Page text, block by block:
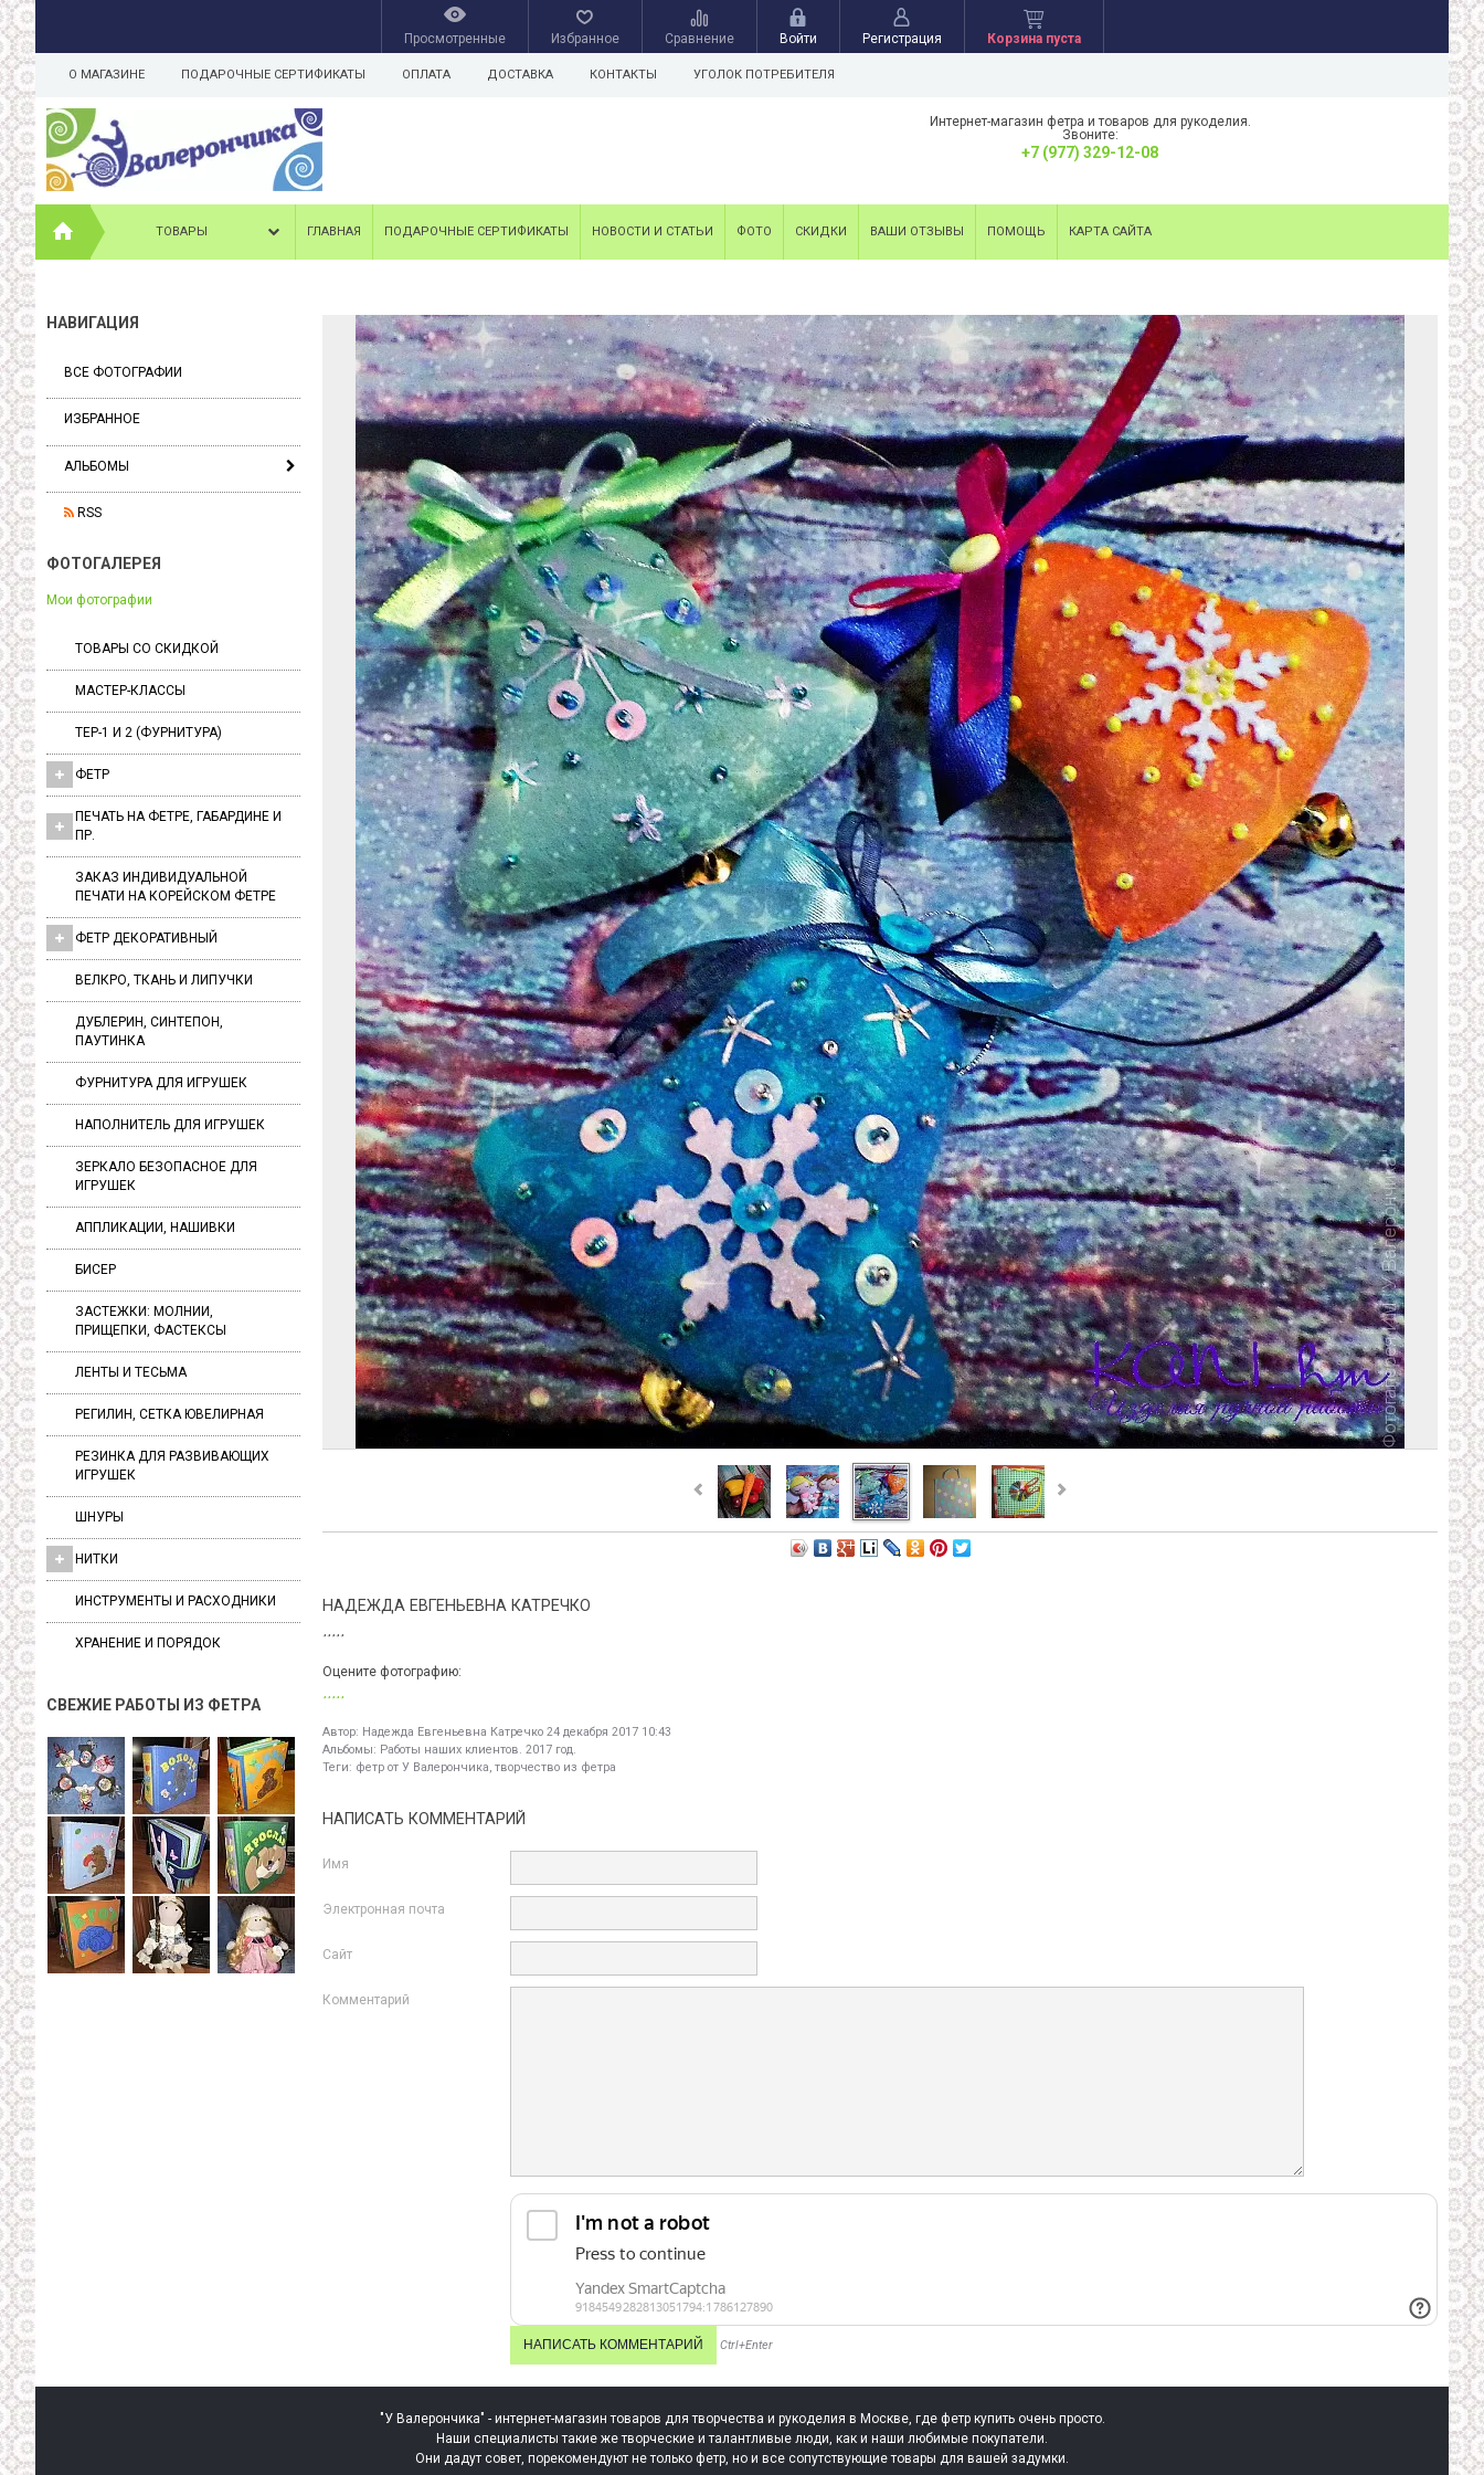
Просмотренные Избранное Сравнение Войти Регистрация Корзина пуста
О МАГАЗИНЕ ПОДАРОЧНЫЕ СЕРТИФИКАТЫ ОПЛАТА ДОСТАВКА КОНТАКТЫ УГОЛОК ПОТРЕБИТЕЛЯ
Интернет-магазин фетра и товаров для рукоделия.
Звоните:
+7 (977) 329-12-08
ТОВАРЫ ГЛАВНАЯ ПОДАРОЧНЫЕ СЕРТИФИКАТЫ НОВОСТИ И СТАТЬИ ФОТО СКИДКИ ВАШИ ОТЗЫВЫ ПОМОЩЬ КАРТА САЙТА
НАВИГАЦИЯ
ВСЕ ФОТОГРАФИИ
ИЗБРАННОЕ
АЛЬБОМЫ
RSS
ФОТОГАЛЕРЕЯ
Мои фотографии
ТОВАРЫ СО СКИДКОЙ
МАСТЕР-КЛАССЫ
ТЕР-1 И 2 (ФУРНИТУРА)
ФЕТР
ПЕЧАТЬ НА ФЕТРЕ, ГАБАРДИНЕ И
ПР.
ЗАКАЗ ИНДИВИДУАЛЬНОЙ
ПЕЧАТИ НА КОРЕЙСКОМ ФЕТРЕ
ФЕТР ДЕКОРАТИВНЫЙ
ВЕЛКРО, ТКАНЬ И ЛИПУЧКИ
ДУБЛЕРИН, СИНТЕПОН,
ПАУТИНКА
ФУРНИТУРА ДЛЯ ИГРУШЕК
НАПОЛНИТЕЛЬ ДЛЯ ИГРУШЕК
ЗЕРКАЛО БЕЗОПАСНОЕ ДЛЯ
ИГРУШЕК
АППЛИКАЦИИ, НАШИВКИ
БИСЕР
ЗАСТЕЖКИ: МОЛНИИ,
ПРИЩЕПКИ, ФАСТЕКСЫ
ЛЕНТЫ И ТЕСЬМА
РЕГИЛИН, СЕТКА ЮВЕЛИРНАЯ
РЕЗИНКА ДЛЯ РАЗВИВАЮЩИХ
ИГРУШЕК
ШНУРЫ
НИТКИ
ИНСТРУМЕНТЫ И РАСХОДНИКИ
ХРАНЕНИЕ И ПОРЯДОК
СВЕЖИЕ РАБОТЫ ИЗ ФЕТРА
НАДЕЖДА ЕВГЕНЬЕВНА КАТРЕЧКО
Оцените фотографию:
Автор: Надежда Евгеньевна Катречко 24 декабря 2017 10:43
Альбомы: Работы наших клиентов. 2017 год.
Теги: фетр от У Валерончика, творчество из фетра
НАПИСАТЬ КОММЕНТАРИЙ
Имя
Электронная почта
Сайт
Комментарий
Ctrl+Enter
"У Валерончика" - интернет-магазин товаров для творчества и рукоделия в Москве, где фетр купить очень просто.
Наши специалисты такие же творческие и талантливые люди, как и наши любимые покупатели.
Они дадут совет, порекомендуют не только фетр, но и все сопутствующие товары для вашей задумки.